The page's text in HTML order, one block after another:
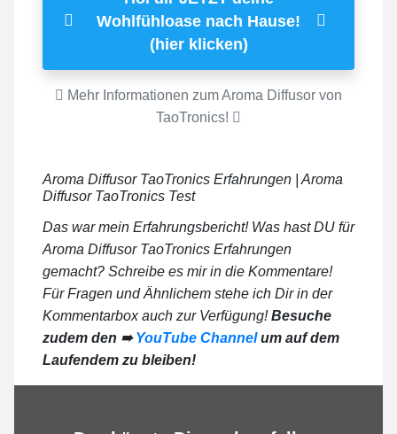
Wohlfühloase nach Hause!
(hier klicken)
Mehr Informationen zum Aroma Diffusor von
TaoTronics!
Aroma Diffusor TaoTronics Erfahrungen | Aroma
Diffusor TaoTronics Test
Das war mein Erfahrungsbericht! Was hast DU für
Aroma Diffusor TaoTronics Erfahrungen
gemacht? Schreibe es mir in die Kommentare!
Für Fragen und Ähnlichem stehe ich Dir in der
Kommentarbox auch zur Verfügung!Besuche
zudem den ➠ YouTube Channel um auf dem
Laufendem zu bleiben!